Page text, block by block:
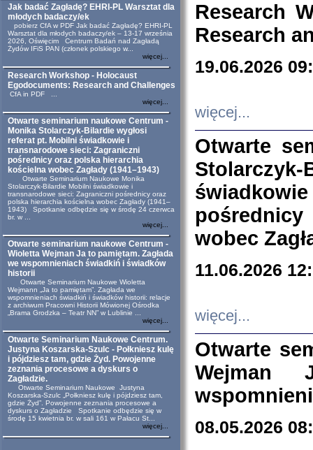
Jak badać Zagładę? EHRI-PL Warsztat dla
młodych badaczy/ek
pobierz CfA w PDF Jak badać Zagładę? EHRI-PL
Warsztat dla młodych badaczy/ek – 13-17 września
2026, Oświęcim Centrum Badań nad Zagładą
Żydów IFiS PAN (członek polskiego w...
więcej...
Research Workshop - Holocaust
Egodocuments: Research and Challenges
CfA in PDF ...
więcej...
Otwarte seminarium naukowe Centrum -
Monika Stolarczyk-Bilardie wygłosi
referat pt. Mobilni świadkowie i
transnarodowe sieci: Zagraniczni
pośrednicy oraz polska hierarchia
kościelna wobec Zagłady (1941–1943)
Otwarte Seminarium Naukowe Monika
Stolarczyk-Bilardie Mobilni świadkowie i
transnarodowe sieci: Zagraniczni pośrednicy oraz
polska hierarchia kościelna wobec Zagłady (1941–
1943) Spotkanie odbędzie się w środę 24 czerwca
br. w ...
więcej...
Otwarte seminarium naukowe Centrum -
Wioletta Wejman Ja to pamiętam. Zagłada
we wspomnieniach świadkiń i świadków
historii
Otwarte Seminarium Naukowe Wioletta
Wejmann „Ja to pamiętam”. Zagłada we
wspomnieniach świadkiń i świadków historii: relacje
z archiwum Pracowni Historii Mówionej Ośrodka
„Brama Grodzka – Teatr NN” w Lublinie ...
więcej...
Otwarte Seminarium Naukowe Centrum.
Justyna Koszarska-Szulc - Połkniesz kulę
i pójdziesz tam, gdzie Żyd. Powojenne
zeznania procesowe a dyskurs o
Zagładzie.
Otwarte Seminarium Naukowe Justyna
Koszarska-Szulc „Połkniesz kulę i pójdziesz tam,
gdzie Żyd”. Powojenne zeznania procesowe a
dyskurs o Zagładzie Spotkanie odbędzie się w
środę 15 kwietnia br. w sali 161 w Pałacu St...
więcej...
Research
Research
19.06.2026
więcej...
Otwarte
wobec
11.06.2026
więcej...
Otwarte
Wejman
08.05.2026